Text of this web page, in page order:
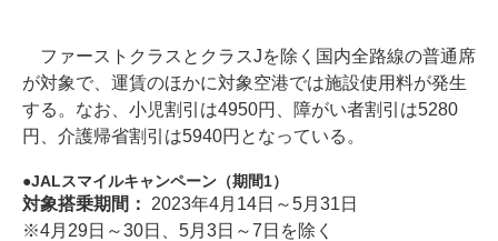
ファーストクラスとクラスJを除く国内全路線の普通席
が対象で、運賃のほかに対象空港では施設使用料が発生
する。なお、小児割引は4950円、障がい者割引は5280
円、介護帰省割引は5940円となっている。
JALスマイルキャンペーン（期間1）
対象搭乗期間： 2023年4月14日～5月31日
※4月29日～30日、5月3日～7日を除く